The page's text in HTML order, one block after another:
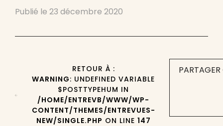
Publié le 23 décembre 2020
RETOUR À :
WARNING: UNDEFINED VARIABLE
$POSTTYPEHUM IN
/HOME/ENTREVB/WWW/WP-
CONTENT/THEMES/ENTREVUES-
NEW/SINGLE.PHP ON LINE 147